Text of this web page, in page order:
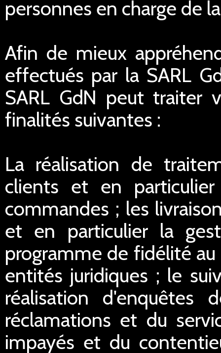
personnes en charge de
Afin de mieux
effectués par la SARL
SARL GdN peut traiter
finalités suivantes :
La réalisation de
clients et en
commandes ; les
et en particulier la
programme de fidélité
entités juridiques ; le
réalisation d'enquêtes
réclamations et du
impayés et du